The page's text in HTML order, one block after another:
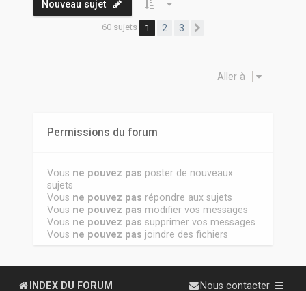
Nouveau sujet
60 sujets 1 2 3
Aller à
Permissions du forum
Vous ne pouvez pas poster de nouveaux
sujets
Vous ne pouvez pas répondre aux sujets
Vous ne pouvez pas modifier vos messages
Vous ne pouvez pas supprimer vos messages
Vous ne pouvez pas joindre des fichiers
INDEX DU FORUM Nous contacter